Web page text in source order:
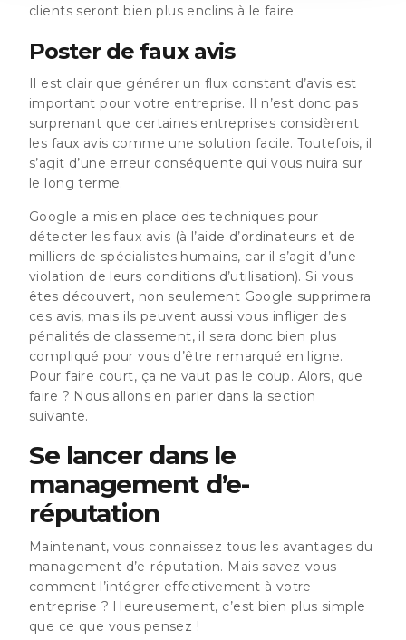
clients seront bien plus enclins à le faire.
Poster de faux avis
Il est clair que générer un flux constant d’avis est
important pour votre entreprise. Il n’est donc pas
surprenant que certaines entreprises considèrent
les faux avis comme une solution facile. Toutefois, il
s’agit d’une erreur conséquente qui vous nuira sur
le long terme.
Google a mis en place des techniques pour
détecter les faux avis (à l’aide d’ordinateurs et de
milliers de spécialistes humains, car il s’agit d’une
violation de leurs conditions d’utilisation). Si vous
êtes découvert, non seulement Google supprimera
ces avis, mais ils peuvent aussi vous infliger des
pénalités de classement, il sera donc bien plus
compliqué pour vous d’être remarqué en ligne.
Pour faire court, ça ne vaut pas le coup. Alors, que
faire ? Nous allons en parler dans la section
suivante.
Se lancer dans le
management d’e-
réputation
Maintenant, vous connaissez tous les avantages du
management d’e-réputation. Mais savez-vous
comment l’intégrer effectivement à votre
entreprise ? Heureusement, c’est bien plus simple
que ce que vous pensez !